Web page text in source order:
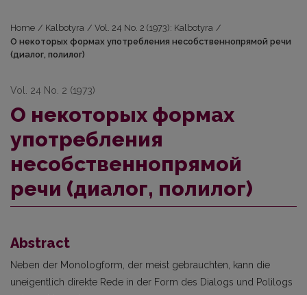
Home / Kalbotyra / Vol. 24 No. 2 (1973): Kalbotyra /
О некоторых формах употребления несобственно­прямой речи
(диалог, полилог)
Vol. 24 No. 2 (1973)
О некоторых формах
употребления
несобственно­прямой
речи (диалог, полилог)
Abstract
Neben der Monologform, der meist gebrauchten, kann die
uneigentlich direkte Rede in der Form des Dialogs und Polilogs